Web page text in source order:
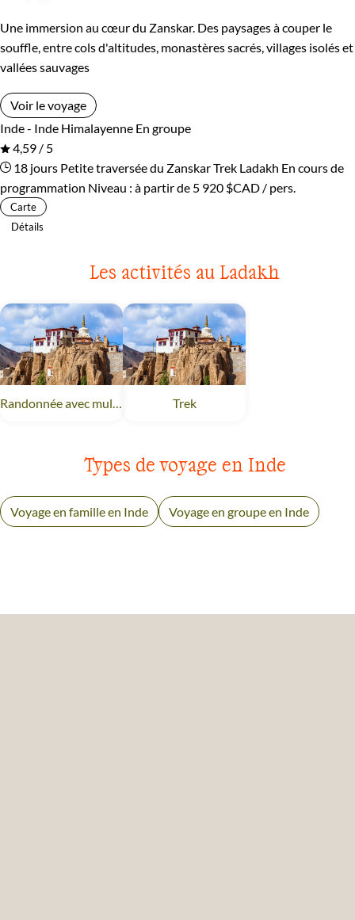
Une immersion au cœur du Zanskar. Des paysages à couper le
souffle, entre cols d'altitudes, monastères sacrés, villages isolés et
vallées sauvages
Voir le voyage
Inde - Inde Himalayenne En groupe
4,59 / 5
18 jours Petite traversée du ZanskarTrek Ladakh En cours de
programmation Niveau : à partir de 5 920 $CAD / pers.
Carte
Détails
Les activités au Ladakh
Randonnée avec mulet TrekLadakh
Types de voyage en Inde
Voyage en famille en Inde Voyage en groupe en Inde